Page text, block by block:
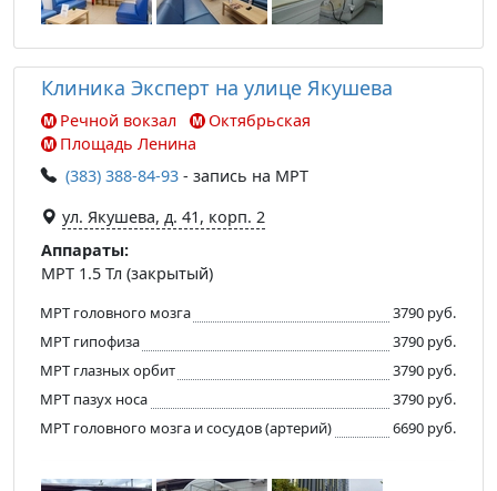
Клиника Эксперт на улице Якушева
Речной вокзал
Октябрьская
Площадь Ленина
(383) 388-84-93 - запись на МРТ
ул. Якушева, д. 41, корп. 2
Аппараты:
МРТ 1.5 Тл (закрытый)
МРТ головного мозга
3790 руб.
МРТ гипофиза
3790 руб.
МРТ глазных орбит
3790 руб.
МРТ пазух носа
3790 руб.
МРТ головного мозга и сосудов (артерий)
6690 руб.